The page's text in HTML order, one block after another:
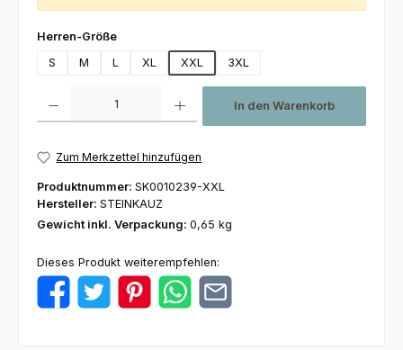
Herren-Größeauswählen
S
M L XL XXL 3XL
In den Warenkorb
Zum Merkzettel hinzufügen
Produktnummer: SK0010239-XXL
Hersteller: STEINKAUZ
Gewicht inkl. Verpackung: 0,65 kg
Dieses Produkt weiterempfehlen: